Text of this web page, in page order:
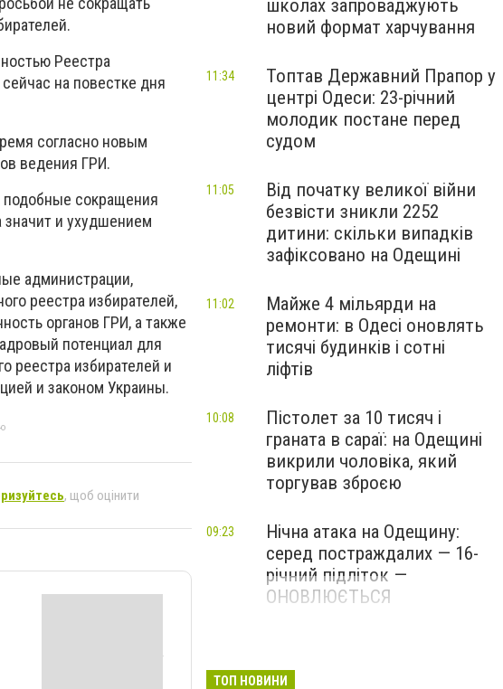
Реестра
на повестке дня
согласно новым
ведения ГРИ.
подобные сокращения
и ухудшением
администрации,
реестра избирателей,
органов ГРИ, а также
потенциал для
реестра избирателей и
и законом Украины.
, щоб оцінити
школах запроваджують
новий формат харчування
Топтав Державний Прапор у
центрі Одеси: 23-річний
молодик постане перед
судом
11:34
Від початку великої війни
безвісти зникли 2252
дитини: скільки випадків
зафіксовано на Одещині
11:05
Майже 4 мільярди на
ремонти: в Одесі оновлять
тисячі будинків і сотні
ліфтів
11:02
Пістолет за 10 тисяч і
граната в сараї: на Одещині
викрили чоловіка, який
торгував зброєю
10:08
Нічна атака на Одещину:
серед постраждалих — 16-
річний підліток —
ОНОВЛЮЄТЬСЯ
09:23
ТОП НОВИНИ